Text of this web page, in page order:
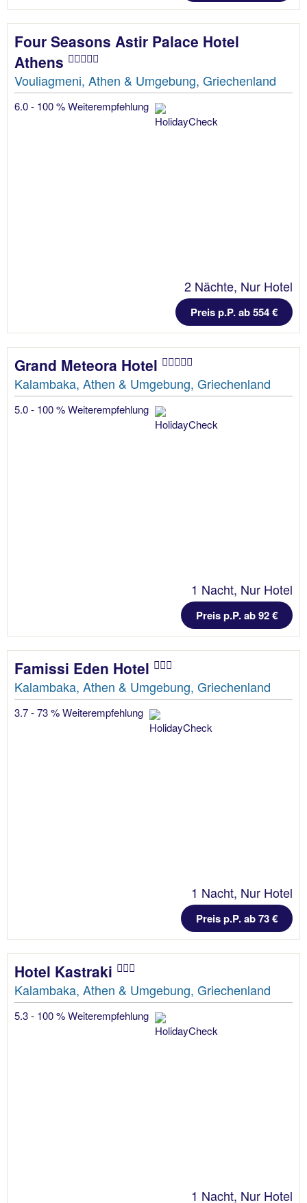
Four Seasons Astir Palace Hotel
Athens
Vouliagmeni, Athen & Umgebung, Griechenland
6.0 - 100 % Weiterempfehlung
2 Nächte, Nur Hotel
Preis p.P. ab 554 €
Grand Meteora Hotel
Kalambaka, Athen & Umgebung, Griechenland
5.0 - 100 % Weiterempfehlung
1 Nacht, Nur Hotel
Preis p.P. ab 92 €
Famissi Eden Hotel
Kalambaka, Athen & Umgebung, Griechenland
3.7 - 73 % Weiterempfehlung
1 Nacht, Nur Hotel
Preis p.P. ab 73 €
Hotel Kastraki
Kalambaka, Athen & Umgebung, Griechenland
5.3 - 100 % Weiterempfehlung
1 Nacht, Nur Hotel